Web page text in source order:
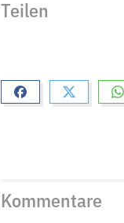
Teilen
Kommentare